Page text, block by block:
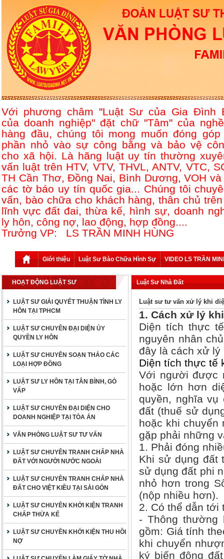
Với phương châm "Luật Sư của Gia Đình
của doanh nghiệp" đặt chữ "Tâm" của
hàng đầu, chúng tôi mong muốn đóng góp
phần nhỏ vào sự công bằng và bảo vệ
cho xã hội. Là hãng luật uy tín thường
vấn luật trên HTV, VTV, THVL, ANTV, VTC,
TH Cần Thơ, Đồng Nai, Bình Dương, VOH và
các tờ báo uy tín quốc gia... Chúng tôi
vấn, bào chữa cho khách hàng, thân chủ
lĩnh vực đất đai, thừa kế, hình sự, doanh
ly hôn, công nợ, lao động, hợp đồng....
Trưởng VP: LS TRẦN MINH HÙNG
Giới thiệu Luật Sư Bào Chữa Hình Sự VIDEO LS TRẦN
HOẠT ĐỘNG LUẬT SƯ
LUẬT SƯ GIẢI QUYẾT THUẬN TÌNH LY
HÔN TẠI TPHCM
LUẬT SƯ CHUYÊN ĐẠI DIỆN ỦY
QUYỀN LY HÔN
LUẬT SƯ CHUYÊN SOẠN THẢO CÁC
LOẠI HỢP ĐỒNG
LUẬT SƯ LY HÔN TẠI TÂN BÌNH, GÒ
VẤP
LUẬT SƯ CHUYÊN ĐẠI DIỆN CHO
DOANH NGHIỆP TẠI TÒA ÁN
VĂN PHÒNG LUẬT SƯ TƯ VẤN
LUẬT SƯ CHUYÊN TRANH CHẤP NHÀ
ĐẤT VỚI NGƯỜI NƯỚC NGOÀI
LUẬT SƯ CHUYÊN TRANH CHẤP NHÀ
ĐẤT CHO VIỆT KIỀU TẠI SÀI GÒN
LUẬT SƯ CHUYÊN KHỞI KIỆN TRANH
CHẤP THỪA KẾ
LUẬT SƯ CHUYÊN KHỞI KIỆN THU HỒI
NỢ
Luật Sư Nhà Đất
Luật sư tư vấn xử lý khi
1. Cách xử lý
Diện tích thực
nguyên nhân
đây là cách xử
Diện tích thực tế
Với người được
hoặc lớn hơn
quyền, nghĩa
đất (thuế sử
hoặc khi
gặp phải những
1. Phải đóng
Khi sử dụng đất
sử dụng đất phi
nhỏ hơn trong
(nộp nhiều hơn).
2. Có thể dẫn tới
- Thông thường
gồm: Giá tính
khi chuyển
ký biến động